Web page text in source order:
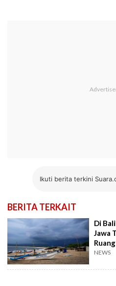
Ikuti berita terkini
BERITA TERKAIT
Di
Jawa
NEWS